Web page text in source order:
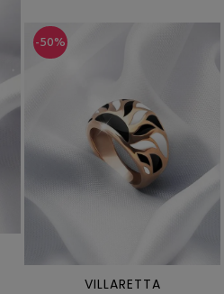
-50%
VILLARETTA